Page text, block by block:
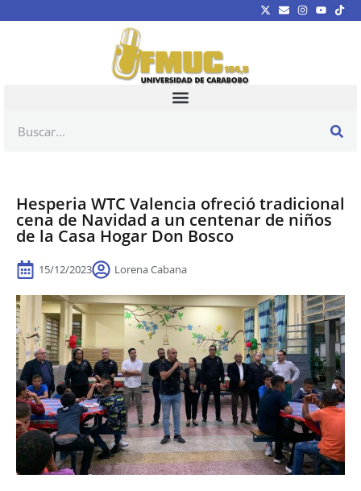
Hesperia WTC Valencia ofreció tradicional
cena de Navidad a un centenar de niños
de la Casa Hogar Don Bosco
15/12/2023 Lorena Cabana